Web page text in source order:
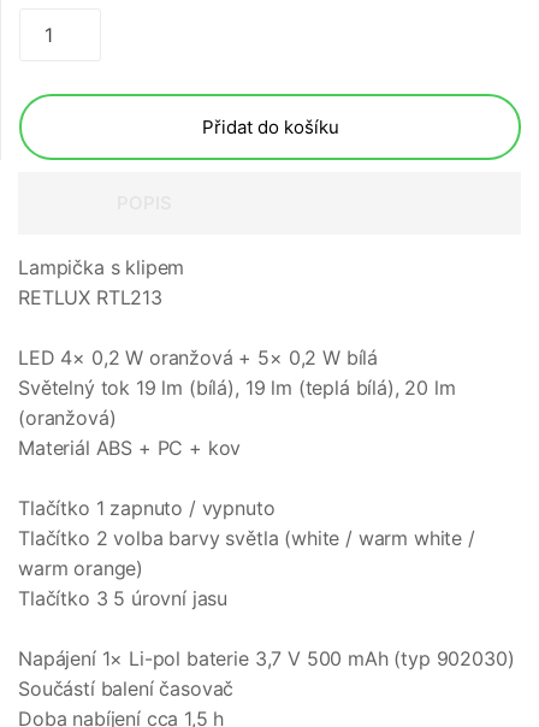
Přidat do košíku
Lampička s klipem
RETLUX RTL213
LED 4× 0,2 W oranžová + 5× 0,2 W bílá
Světelný tok 19 lm (bílá), 19 lm (teplá bílá), 20 lm
(oranžová)
Materiál ABS + PC + kov
Tlačítko 1 zapnuto / vypnuto
Tlačítko 2 volba barvy světla (white / warm white /
warm orange)
Tlačítko 3 5 úrovní jasu
Napájení 1× Li-pol baterie 3,7 V 500 mAh (typ 902030)
Součástí balení časovač
Doba nabíjení cca 1,5 h